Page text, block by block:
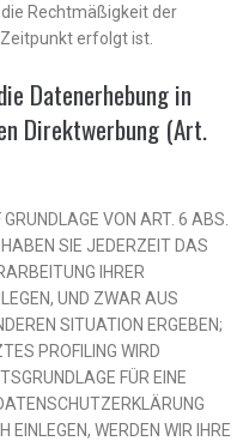
Rechtmäßigkeit der
erfolgt ist.
Datenerhebung in
Direktwerbung (Art.
VON ART. 6 ABS.
SIE JEDERZEIT DAS
IHRER
UND ZWAR AUS
SITUATION ERGEBEN;
PROFILING WIRD
FÜR EINE
EINLEGEN, WERDEN WIR IHRE